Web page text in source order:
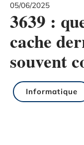
05/06/2025
3639 :
cache
souvent
Informatique